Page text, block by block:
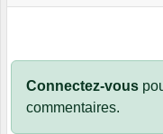
Connectez-vous
commentaires.